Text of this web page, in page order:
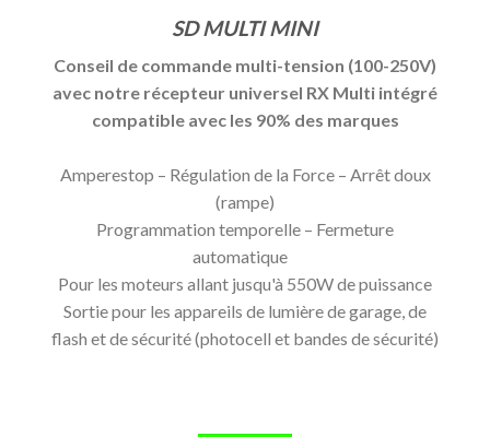
SD MULTI MINI
Conseil de commande multi-tension (100-250V)
avec notre récepteur universel RX Multi intégré
compatible avec les 90% des marques
Amperestop – Régulation de la Force – Arrêt doux
(rampe)
Programmation temporelle – Fermeture
automatique
Pour les moteurs allant jusqu'à 550W de puissance
Sortie pour les appareils de lumière de garage, de
flash et de sécurité (photocell et bandes de sécurité)